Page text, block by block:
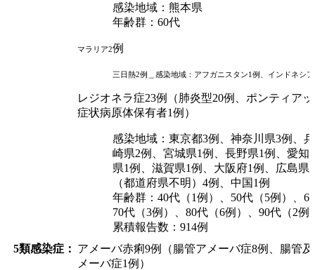
感染地域：熊本県
年齢群：60代
マラリア2例
三日熱2例＿感染地域：アフガニスタン1例、インドネシ
レジオネラ症23例（肺炎型20例、ポンティア
症状病原体保有者1例）
感染地域：東京都3例、神奈川県3例、
崎県2例、宮城県1例、長野県1例、愛知
県1例、滋賀県1例、大阪府1例、広島県
（都道府県不明）4例、中国1例
年齢群：40代（1例）、50代（5例）、
70代（3例）、80代（6例）、90代（2例
累積報告数：914例
5類感染症： アメーバ赤痢9例（腸管アメーバ症8例、腸管
メーバ症1例）